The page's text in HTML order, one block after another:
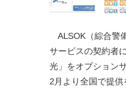
ALSOK（綜合警
サービスの契約者
光」をオプション
2月より全国で提供